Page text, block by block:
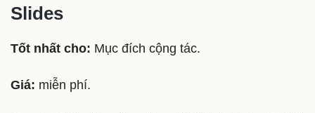
Slides
Tốt nhất cho: Mục đích cộng tác.
Giá: miễn phí.